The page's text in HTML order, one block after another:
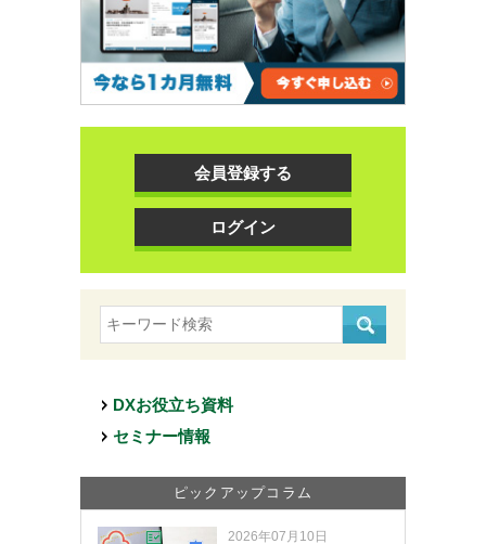
会員登録する
ログイン
DXお役立ち資料
セミナー情報
ピックアップコラム
2026年07月10日